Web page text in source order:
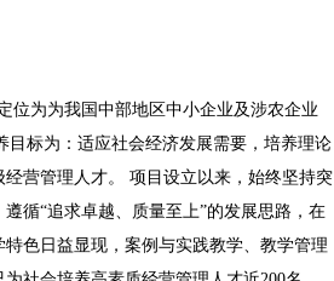
位为为我国中部地区中小企业及涉农企业
标为：适应社会经济发展需要，培养理论
营管理人才。 项目设立以来，始终坚持突
循“追求卓越、质量至上”的发展思路，在
色日益显现，案例与实践教学、教学管理